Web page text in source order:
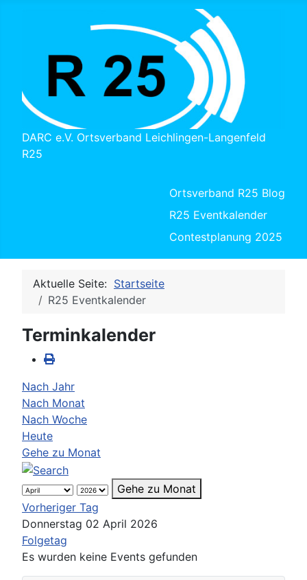
DARC e.V. Ortsverband Leichlingen-Langenfeld
R25
Ortsverband R25 Blog
R25 Eventkalender
Contestplanung 2025
Aktuelle Seite: Startseite
R25 Eventkalender
Terminkalender
Nach Jahr
Nach Monat
Nach Woche
Heute
Gehe zu Monat
Gehe zu Monat
Vorheriger Tag
Donnerstag 02 April 2026
Folgetag
Es wurden keine Events gefunden